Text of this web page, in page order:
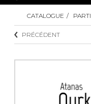
Explorez notre
riche en œuvres
arrangements de
PARTITIONS POUR
CATALOGUE
PRÉCÉDENT